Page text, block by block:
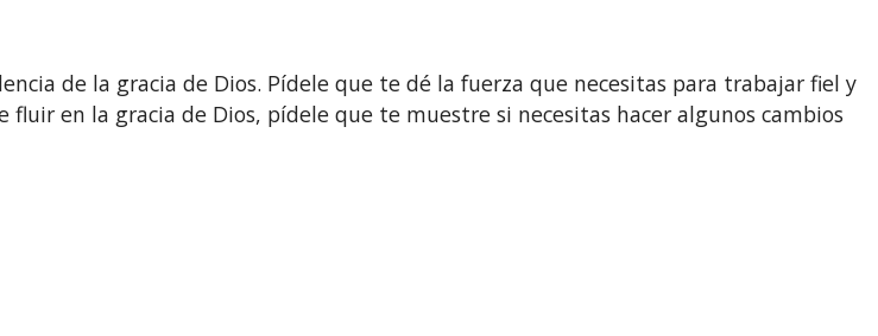
de la gracia de Dios. Pídele que te dé la fuerza que necesitas para trabajar fiel y
en la gracia de Dios, pídele que te muestre si necesitas hacer algunos cambios